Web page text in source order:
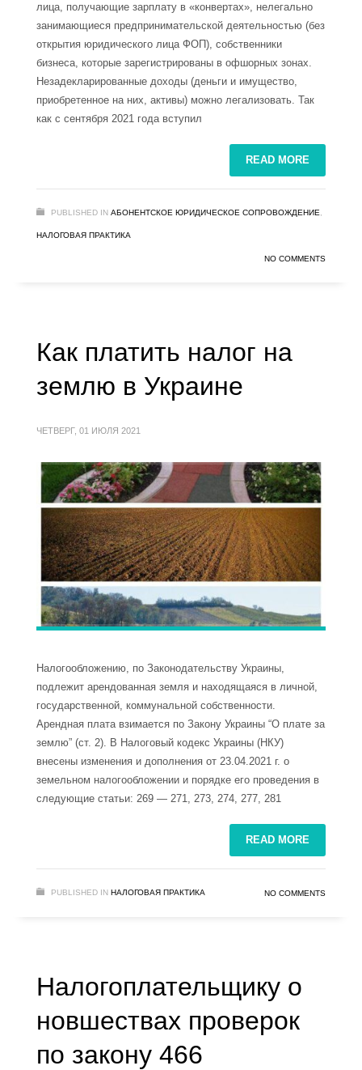
лица, получающие зарплату в «конвертах», нелегально
занимающиеся предпринимательской деятельностью (без
открытия юридического лица ФОП), собственники
бизнеса, которые зарегистрированы в офшорных зонах.
Незадекларированные доходы (деньги и имущество,
приобретенное на них, активы) можно легализовать. Так
как с сентября 2021 года вступил
READ MORE
PUBLISHED IN АБОНЕНТСКОЕ ЮРИДИЧЕСКОЕ СОПРОВОЖДЕНИЕ,
НАЛОГОВАЯ ПРАКТИКА
NO COMMENTS
Как платить налог на
землю в Украине
ЧЕТВЕРГ, 01 ИЮЛЯ 2021
Налогообложению, по Законодательству Украины,
подлежит арендованная земля и находящаяся в личной,
государственной, коммунальной собственности.
Арендная плата взимается по Закону Украины “О плате за
землю” (ст. 2). В Налоговый кодекс Украины (НКУ)
внесены изменения и дополнения от 23.04.2021 г. о
земельном налогообложении и порядке его проведения в
следующие статьи: 269 — 271, 273, 274, 277, 281
READ MORE
PUBLISHED IN НАЛОГОВАЯ ПРАКТИКА NO COMMENTS
Налогоплательщику о
новшествах проверок
по закону 466